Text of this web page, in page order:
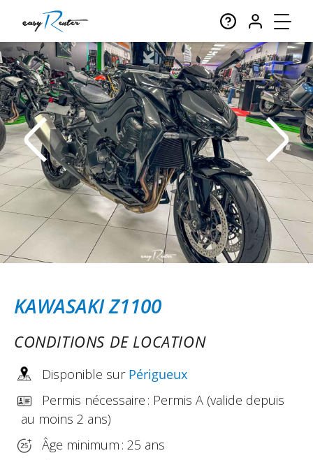
KAWASAKI Z1100
CONDITIONS DE LOCATION
Disponible sur Périgueux
Permis nécessaire : Permis A (valide depuis
au moins 2 ans)
Âge minimum : 25 ans